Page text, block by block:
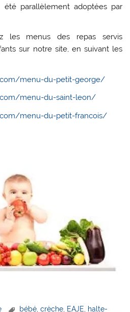
parallèlement adoptées par
les menus des repas servis
sur notre site, en suivant les
menu-du-petit-george/
menu-du-saint-leon/
menu-du-petit-francois/
bébé,crèche, EAJE, halte-